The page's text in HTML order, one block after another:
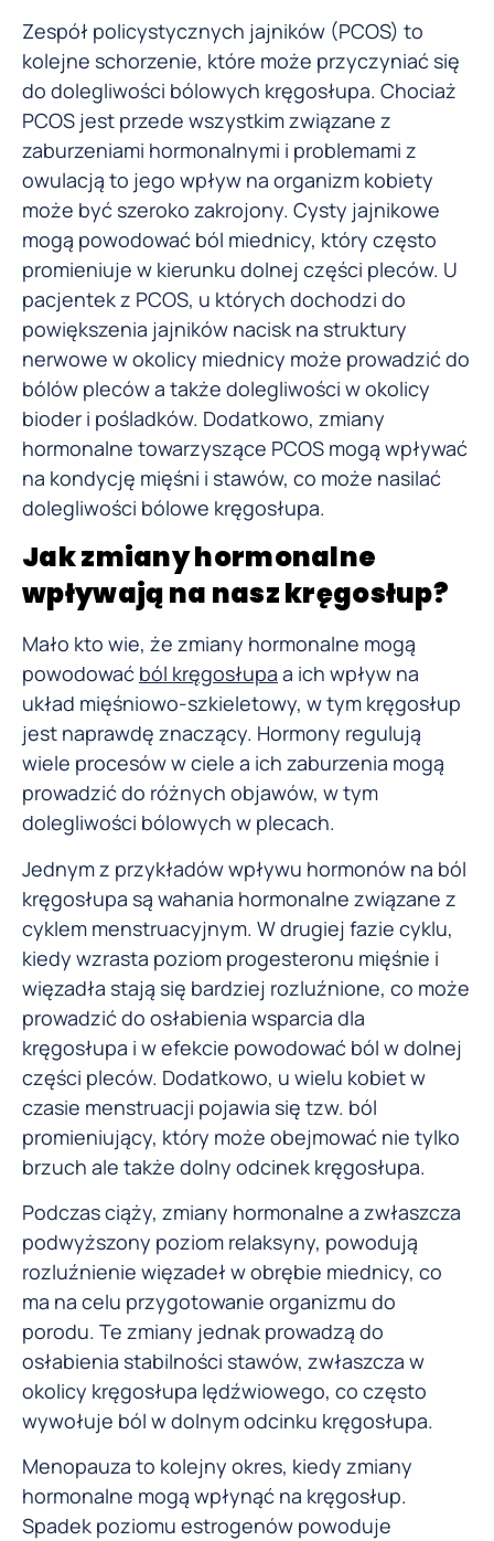
Zespół policystycznych jajników (PCOS) to
kolejne schorzenie, które może przyczyniać się
do dolegliwości bólowych kręgosłupa. Chociaż
PCOS jest przede wszystkim związane z
zaburzeniami hormonalnymi i problemami z
owulacją to jego wpływ na organizm kobiety
może być szeroko zakrojony. Cysty jajnikowe
mogą powodować ból miednicy, który często
promieniuje w kierunku dolnej części pleców. U
pacjentek z PCOS, u których dochodzi do
powiększenia jajników nacisk na struktury
nerwowe w okolicy miednicy może prowadzić do
bólów pleców a także dolegliwości w okolicy
bioder i pośladków. Dodatkowo, zmiany
hormonalne towarzyszące PCOS mogą wpływać
na kondycję mięśni i stawów, co może nasilać
dolegliwości bólowe kręgosłupa.
Jak zmiany hormonalne
wpływają na nasz kręgosłup?
Mało kto wie, że zmiany hormonalne mogą
powodować ból kręgosłupa a ich wpływ na
układ mięśniowo-szkieletowy, w tym kręgosłup
jest naprawdę znaczący. Hormony regulują
wiele procesów w ciele a ich zaburzenia mogą
prowadzić do różnych objawów, w tym
dolegliwości bólowych w plecach.
Jednym z przykładów wpływu hormonów na ból
kręgosłupa są wahania hormonalne związane z
cyklem menstruacyjnym. W drugiej fazie cyklu,
kiedy wzrasta poziom progesteronu mięśnie i
więzadła stają się bardziej rozluźnione, co może
prowadzić do osłabienia wsparcia dla
kręgosłupa i w efekcie powodować ból w dolnej
części pleców. Dodatkowo, u wielu kobiet w
czasie menstruacji pojawia się tzw. ból
promieniujący, który może obejmować nie tylko
brzuch ale także dolny odcinek kręgosłupa.
Podczas ciąży, zmiany hormonalne a zwłaszcza
podwyższony poziom relaksyny, powodują
rozluźnienie więzadeł w obrębie miednicy, co
ma na celu przygotowanie organizmu do
porodu. Te zmiany jednak prowadzą do
osłabienia stabilności stawów, zwłaszcza w
okolicy kręgosłupa lędźwiowego, co często
wywołuje ból w dolnym odcinku kręgosłupa.
Menopauza to kolejny okres, kiedy zmiany
hormonalne mogą wpłynąć na kręgosłup.
Spadek poziomu estrogenów powoduje